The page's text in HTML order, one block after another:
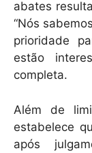
abates
“Nós
prioridade
estão
completa.
Além de
estabelece
após